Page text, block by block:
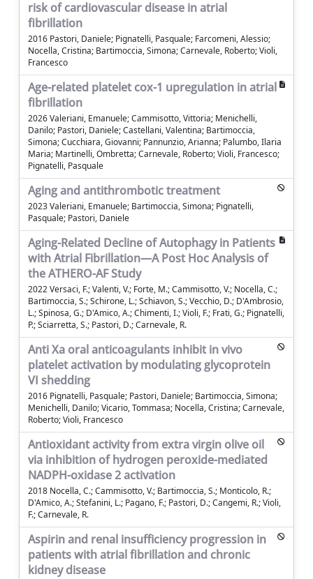
risk of cardiovascular disease in atrial
fibrillation
2016 Pastori, Daniele; Pignatelli, Pasquale; Farcomeni, Alessio;
Nocella, Cristina; Bartimoccia, Simona; Carnevale, Roberto; Violi,
Francesco
Age-related platelet cox-1 upregulation in atrial
fibrillation
2026 Valeriani, Emanuele; Cammisotto, Vittoria; Menichelli,
Danilo; Pastori, Daniele; Castellani, Valentina; Bartimoccia,
Simona; Cucchiara, Giovanni; Pannunzio, Arianna; Palumbo, Ilaria
Maria; Martinelli, Ombretta; Carnevale, Roberto; Violi, Francesco;
Pignatelli, Pasquale
Aging and antithrombotic treatment
2023 Valeriani, Emanuele; Bartimoccia, Simona; Pignatelli,
Pasquale; Pastori, Daniele
Aging-Related Decline of Autophagy in Patients
with Atrial Fibrillation—A Post Hoc Analysis of
the ATHERO-AF Study
2022 Versaci, F.; Valenti, V.; Forte, M.; Cammisotto, V.; Nocella, C.;
Bartimoccia, S.; Schirone, L.; Schiavon, S.; Vecchio, D.; D'Ambrosio,
L.; Spinosa, G.; D'Amico, A.; Chimenti, I.; Violi, F.; Frati, G.; Pignatelli,
P.; Sciarretta, S.; Pastori, D.; Carnevale, R.
Anti Xa oral anticoagulants inhibit in vivo
platelet activation by modulating glycoprotein
VI shedding
2016 Pignatelli, Pasquale; Pastori, Daniele; Bartimoccia, Simona;
Menichelli, Danilo; Vicario, Tommasa; Nocella, Cristina; Carnevale,
Roberto; Violi, Francesco
Antioxidant activity from extra virgin olive oil
via inhibition of hydrogen peroxide-mediated
NADPH-oxidase 2 activation
2018 Nocella, C.; Cammisotto, V.; Bartimoccia, S.; Monticolo, R.;
D'Amico, A.; Stefanini, L.; Pagano, F.; Pastori, D.; Cangemi, R.; Violi,
F.; Carnevale, R.
Aspirin and renal insufficiency progression in
patients with atrial fibrillation and chronic
kidney disease